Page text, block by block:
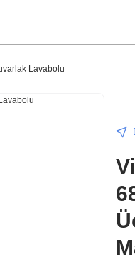
Lavabolu